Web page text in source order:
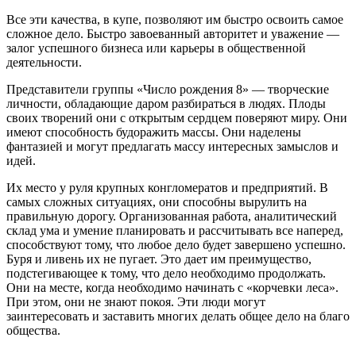
Все эти качества, в купе, позволяют им быстро освоить самое
сложное дело. Быстро завоеванный авторитет и уважение —
залог успешного бизнеса или карьеры в общественной
деятельности.
Представители группы «Число рождения 8» — творческие
личности, обладающие даром разбираться в людях. Плоды
своих творений они с открытым сердцем поверяют миру. Они
имеют способность будоражить массы. Они наделены
фантазией и могут предлагать массу интересных замыслов и
идей.
Их место у руля крупных конгломератов и предприятий. В
самых сложных ситуациях, они способны вырулить на
правильную дорогу. Организованная работа, аналитический
склад ума и умение планировать и рассчитывать все наперед,
способствуют тому, что любое дело будет завершено успешно.
Буря и ливень их не пугает. Это дает им преимущество,
подстегивающее к тому, что дело необходимо продолжать.
Они на месте, когда необходимо начинать с «корчевки леса».
При этом, они не знают покоя. Эти люди могут
заинтересовать и заставить многих делать общее дело на благо
общества.